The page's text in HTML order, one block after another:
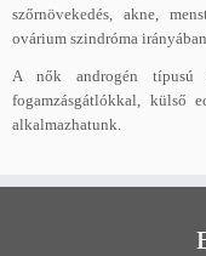
szőrnövekedés, akne,
ovárium szindróma
A nők androgén típusú
fogamzásgátlókkal, külső
alkalmazhatunk.